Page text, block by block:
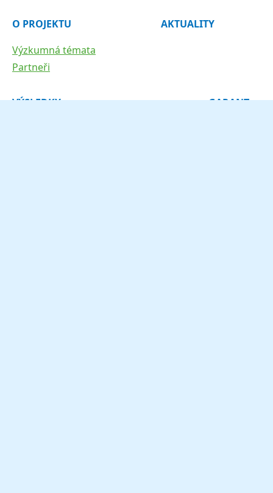
O PROJEKTU
Výzkumná témata
Partneři
AKTUALITY
VÝSLEDKY
GARANT